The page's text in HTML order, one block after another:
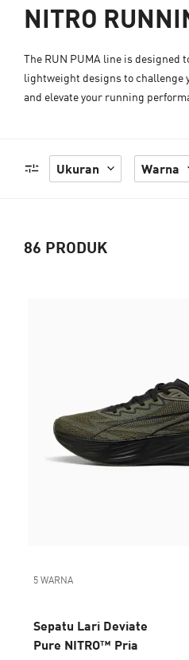
NITRO
The RUN PUMA line is designed
lightweight designs to challenge
and elevate your running
Ukuran Warna
86 PRODUK
5 WARNA
Sepatu Lari Deviate
Pure NITRO™ Pria